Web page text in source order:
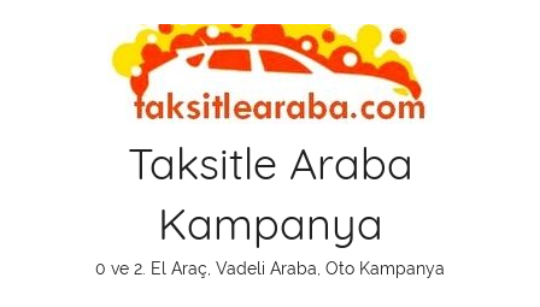
Taksitle Araba
Kampanya
0 ve 2. El Araç, Vadeli Araba, Oto Kampanya